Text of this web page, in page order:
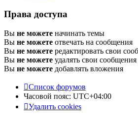
Права доступа
Вы не можете начинать темы
Вы не можете отвечать на сообщения
Вы не можете редактировать свои
Вы не можете удалять свои сообщения
Вы не можете добавлять вложения
Список форумов
Часовой пояс: UTC+04:00
Удалить cookies